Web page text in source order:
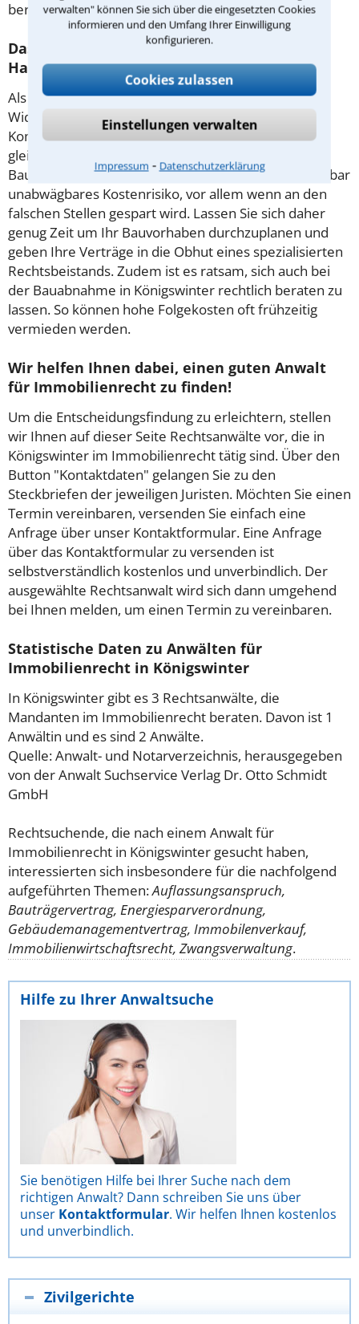
verwalten" können Sie sich über die eingesetzten Cookies
informieren und den Umfang Ihrer Einwilligung
konfigurieren.
Cookies zulassen
Einstellungen verwalten
Impressum ⁃ Datenschutzerklärung
beraten!
Das sollten Sie aus rechtlicher Sicht zum
Hausbau wissen
Als Bauherr sieht man sich von Anfang an großen
Widrigkeiten ausgesetzt. Zum einen erschwert die
Komplexität des Bau- und Immobilienrechts die
gleichberechtigte Verständigung mit Architekt und
Baufirma. Über allem steht zugleich stets ein scheinbar
unabwägbares Kostenrisiko, vor allem wenn an den
falschen Stellen gespart wird. Lassen Sie sich daher
genug Zeit um Ihr Bauvorhaben durchzuplanen und
geben Ihre Verträge in die Obhut eines spezialisierten
Rechtsbeistands. Zudem ist es ratsam, sich auch bei
der Bauabnahme in Königswinter rechtlich beraten zu
lassen. So können hohe Folgekosten oft frühzeitig
vermieden werden.
Wir helfen Ihnen dabei, einen guten Anwalt
für Immobilienrecht zu finden!
Um die Entscheidungsfindung zu erleichtern, stellen
wir Ihnen auf dieser Seite Rechtsanwälte vor, die in
Königswinter im Immobilienrecht tätig sind. Über den
Button "Kontaktdaten" gelangen Sie zu den
Steckbriefen der jeweiligen Juristen. Möchten Sie einen
Termin vereinbaren, versenden Sie einfach eine
Anfrage über unser Kontaktformular. Eine Anfrage
über das Kontaktformular zu versenden ist
selbstverständlich kostenlos und unverbindlich. Der
ausgewählte Rechtsanwalt wird sich dann umgehend
bei Ihnen melden, um einen Termin zu vereinbaren.
Statistische Daten zu Anwälten für
Immobilienrecht in Königswinter
In Königswinter gibt es 3 Rechtsanwälte, die
Mandanten im Immobilienrecht beraten. Davon ist 1
Anwältin und es sind 2 Anwälte.
Quelle: Anwalt- und Notarverzeichnis, herausgegeben
von der Anwalt Suchservice Verlag Dr. Otto Schmidt
GmbH
Rechtsuchende, die nach einem Anwalt für
Immobilienrecht in Königswinter gesucht haben,
interessierten sich insbesondere für die nachfolgend
aufgeführten Themen:Auflassungsanspruch,
Bauträgervertrag, Energiesparverordnung,
Gebäudemanagementvertrag, Immobilenverkauf,
Immobilienwirtschaftsrecht, Zwangsverwaltung.
Hilfe zu Ihrer Anwaltsuche
Sie benötigen Hilfe bei Ihrer Suche nach dem
richtigen Anwalt? Dann schreiben Sie uns über
unser Kontaktformular. Wir helfen Ihnen kostenlos
und unverbindlich.
Zivilgerichte